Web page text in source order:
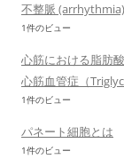
不整脈
1件のビュー
心筋における脂肪
心筋血管症（
1件のビュー
パネート細胞とは
1件のビュー